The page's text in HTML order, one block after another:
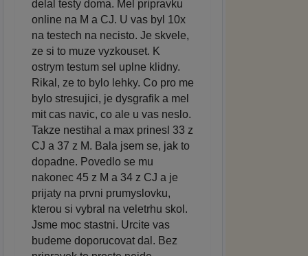
delal testy doma. Mel pripravku
online na M a CJ. U vas byl 10x
na testech na necisto. Je skvele,
ze si to muze vyzkouset. K
ostrym testum sel uplne klidny.
Rikal, ze to bylo lehky. Co pro me
bylo stresujici, je dysgrafik a mel
mit cas navic, co ale u vas neslo.
Takze nestihal a max prinesl 33 z
CJ a 37 z M. Bala jsem se, jak to
dopadne. Povedlo se mu
nakonec 45 z M a 34 z CJ a je
prijaty na prvni prumyslovku,
kterou si vybral na veletrhu skol.
Jsme moc stastni. Urcite vas
budeme doporucovat dal. Bez